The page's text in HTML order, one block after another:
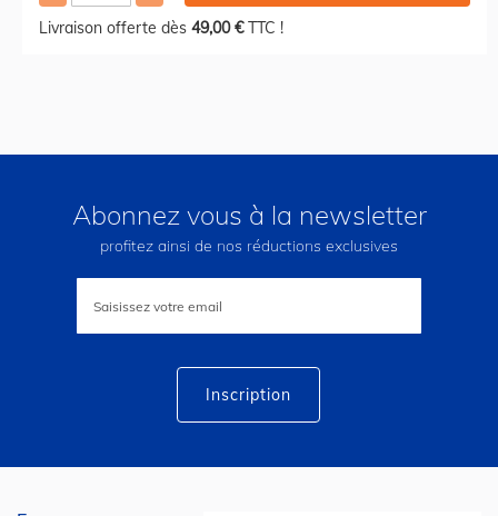
Livraison offerte dès 49,00 €TTC !
Abonnez vous à la newsletter
profitez ainsi de nos réductions exclusives
lettre
Inscription